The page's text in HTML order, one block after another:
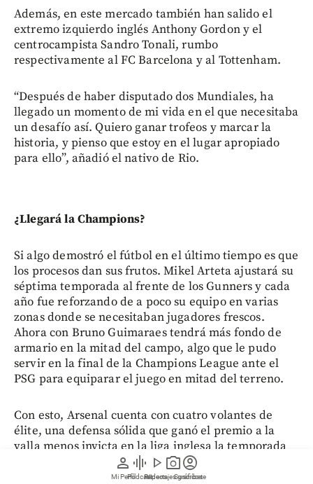
person
Mi Perfil
graphic_eq
Pódcast
play_arrow
Videos
photo_camera
Reportajes gráficos
account_circle
Suscríbete
Además, en este mercado también han salido el
extremo izquierdo inglés Anthony Gordon y el
centrocampista Sandro Tonali, rumbo
respectivamente al FC Barcelona y al Tottenham.
“Después de haber disputado dos Mundiales, ha
llegado un momento de mi vida en el que necesitaba
un desafío así. Quiero ganar trofeos y marcar la
historia, y pienso que estoy en el lugar apropiado
para ello”, añadió el nativo de Rio.
¿Llegará la Champions?
Si algo demostró el fútbol en el último tiempo es que
los procesos dan sus frutos. Mikel Arteta ajustará su
séptima temporada al frente de los Gunners y cada
año fue reforzando de a poco su equipo en varias
zonas donde se necesitaban jugadores frescos.
Ahora con Bruno Guimaraes tendrá más fondo de
armario en la mitad del campo, algo que le pudo
servir en la final de la Champions League ante el
PSG para equiparar el juego en mitad del terreno.
Con esto, Arsenal cuenta con cuatro volantes de
élite, una defensa sólida que ganó el premio a la
valla menos invicta en la liga inglesa la temporada
pasada. Ahora apuntan con todo por Julián Álvarez
para sumar otro nombre de poder al ataque, sin